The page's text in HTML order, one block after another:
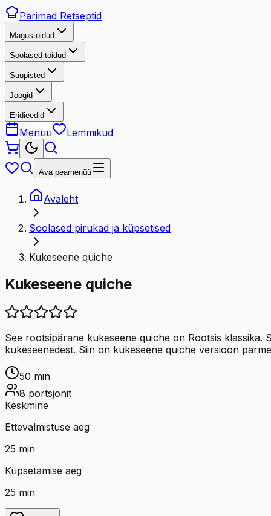
Parimad Retseptid
Magustoidud
Soolased toidud
Suupisted
Joogid
Eridieedid
Menüü Lemmikud
Ava peamenüü
Avaleht
Soolased pirukad ja küpsetised
Kukeseene quiche
Kukeseene quiche
See rootsipärane kukeseene quiche on Rootsis
kukeseenedest. Siin on kukeseene quiche versioon
50 min
8 portsjonit
Keskmine
Ettevalmistuse aeg
25 min
Küpsetamise aeg
25 min